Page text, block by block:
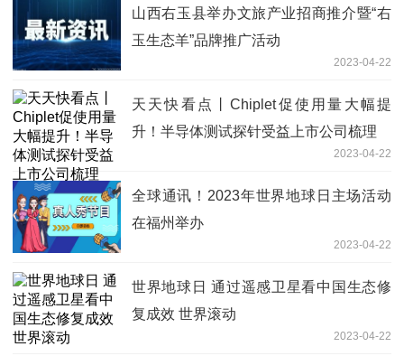
山西右玉县举办文旅产业招商推介暨“右
玉生态羊”品牌推广活动
2023-04-22
天天快看点丨Chiplet促使用量大幅提
升！半导体测试探针受益上市公司梳理
2023-04-22
全球通讯！2023年世界地球日主场活动
在福州举办
2023-04-22
世界地球日 通过遥感卫星看中国生态修
复成效 世界滚动
2023-04-22